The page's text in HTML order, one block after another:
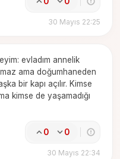
30 Mayıs 22:25
evladım annelik
ama doğumhaneden
bir kapı açılır. Kimse
kimse de yaşamadığı
0 0
30 Mayıs 22:34